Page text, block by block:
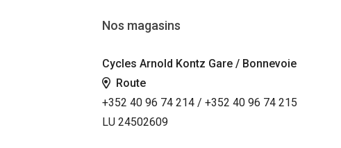
Nos magasins
Cycles Arnold Kontz Gare / Bonnevoie
Route
+352 40 96 74 214 / +352 40 96 74 215
LU 24502609